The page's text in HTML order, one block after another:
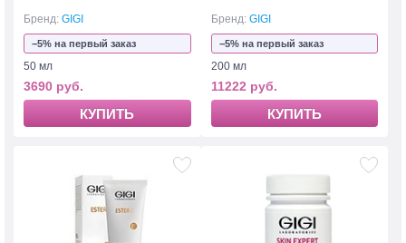
Бренд: GIGI
−5% на первый заказ
50 мл
3690 руб.
КУПИТЬ
Бренд: GIGI
−5% на первый заказ
200 мл
11222 руб.
КУПИТЬ